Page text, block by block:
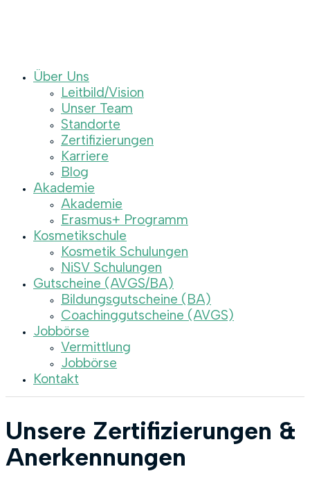
Über Uns
Leitbild/Vision
Unser Team
Standorte
Zertifizierungen
Karriere
Blog
Akademie
Akademie
Erasmus+ Programm
Kosmetikschule
Kosmetik Schulungen
NiSV Schulungen
Gutscheine (AVGS/BA)
Bildungsgutscheine (BA)
Coachinggutscheine (AVGS)
Jobbörse
Vermittlung
Jobbörse
Kontakt
Unsere Zertifizierungen &
Anerkennungen